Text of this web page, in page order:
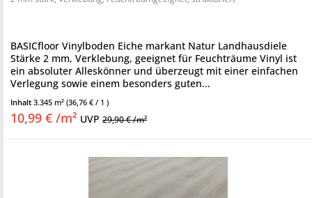
BASICfloor Vinylboden Eiche markant Natur Landhausdiele
Stärke 2 mm, Verklebung, geeignet für Feuchträume Vinyl ist
ein absoluter Alleskönner und überzeugt mit einer einfachen
Verlegung sowie einem besonders guten...
Inhalt 3.345 m² (36,76 € / 1 )
10,99 € /m² UVP 29,90 € /m²